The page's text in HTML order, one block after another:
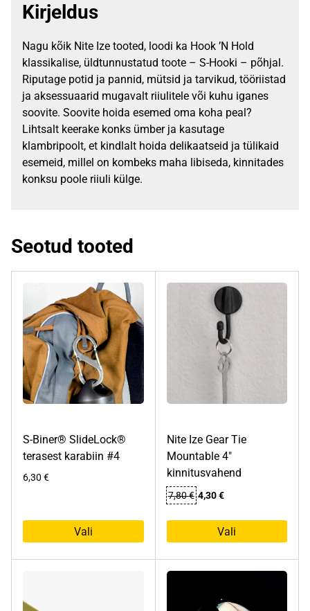
Kirjeldus
Nagu kõik Nite Ize tooted, loodi ka Hook ’N Hold
klassikalise, üldtunnustatud toote – S-Hooki – põhjal.
Riputage potid ja pannid, mütsid ja tarvikud, tööriistad
ja aksessuaarid mugavalt riiulitele või kuhu iganes
soovite. Soovite hoida esemed oma koha peal?
Lihtsalt keerake konks ümber ja kasutage
klambripoolt, et kindlalt hoida delikaatseid ja tülikaid
esemeid, millel on kombeks maha libiseda, kinnitades
konksu poole riiuli külge.
Seotud tooted
S-Biner® SlideLock®
terasest karabiin #4
6,30 €
Vali
mitu
Nite Ize Gear Tie
Mountable 4″
kinnitusvahend
7,80€ Algne
oli:
7,80 €.
4,30€Praegune
on:
4,30 €.
Vali